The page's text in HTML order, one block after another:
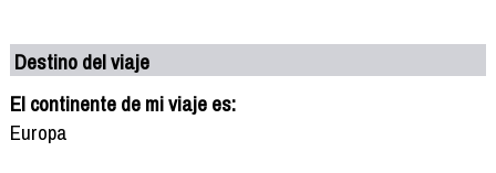
Destino del viaje
El continente de mi viaje es:
Europa